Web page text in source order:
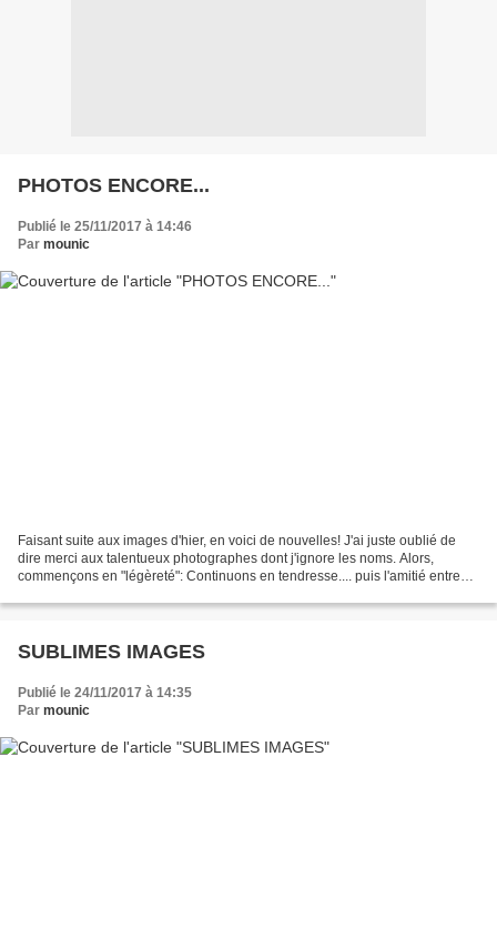
PHOTOS ENCORE...
Publié le 25/11/2017 à 14:46
Par mounic
Faisant suite aux images d'hier, en voici de nouvelles! J'ai juste oublié de
dire merci aux talentueux photographes dont j'ignore les noms. Alors,
commençons en "légèreté": Continuons en tendresse.... puis l'amitié entre
SUBLIMES IMAGES
Publié le 24/11/2017 à 14:35
Par mounic